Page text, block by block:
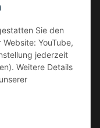
Sie den
YouTube,
jederzeit
Weitere Details